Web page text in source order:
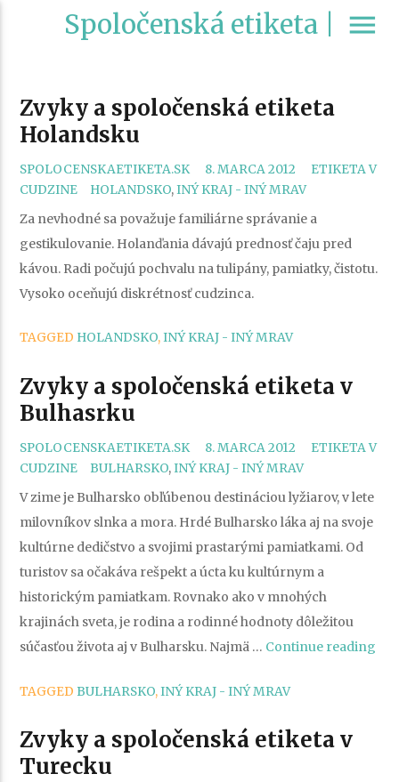
Spoločenská etiketa | menu
Zvyky a spoločenská etiketa
Holandsku
SPOLOCENSKAETIKETA.SK 8. MARCA 2012 CATEGORIES
ETIKETA V
CUDZINE
TAGS
HOLANDSKO,INÝ KRAJ - INÝ MRAV
Za nevhodné sa považuje familiárne správanie a
gestikulovanie. Holanďania dávajú prednosť čaju pred
kávou. Radi počujú pochvalu na tulipány, pamiatky, čistotu.
Vysoko oceňujú diskrétnosť cudzinca.
TAGGED HOLANDSKO,INÝ KRAJ - INÝ MRAV
Zvyky a spoločenská etiketa v
Bulhasrku
SPOLOCENSKAETIKETA.SK 8. MARCA 2012 CATEGORIES
ETIKETA V
CUDZINE
TAGS
BULHARSKO,INÝ KRAJ - INÝ MRAV
V zime je Bulharsko obľúbenou destináciou lyžiarov, v lete
milovníkov slnka a mora. Hrdé Bulharsko láka aj na svoje
kultúrne dedičstvo a svojimi prastarými pamiatkami. Od
turistov sa očakáva rešpekt a úcta ku kultúrnym a
historickým pamiatkam. Rovnako ako v mnohých
krajinách sveta, je rodina a rodinné hodnoty dôležitou
súčasťou života aj v Bulharsku. Najmä … Continue reading
TAGGED BULHARSKO,INÝ KRAJ - INÝ MRAV
Zvyky a spoločenská etiketa v
Turecku